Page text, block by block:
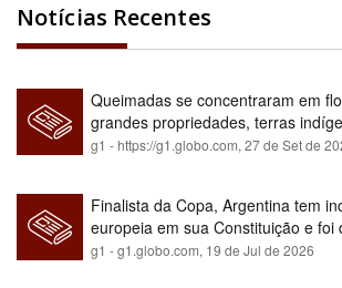
Notícias Recentes
Queimadas se concentraram em
grandes propriedades, terras
relatório
g1 - https://g1.globo.com, 27 de Set de
Finalista da Copa, Argentina tem
europeia em sua Constituição e
para maioria branca
g1 - g1.globo.com, 19 de Jul de 2026